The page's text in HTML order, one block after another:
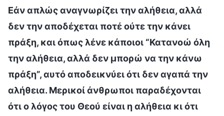
Εάν απλώς αναγνωρίζει την αλήθεια, αλλά
δεν την αποδέχεται ποτέ ούτε την κάνει
πράξη, και όπως λένε κάποιοι “Κατανοώ όλη
την αλήθεια, αλλά δεν μπορώ να την κάνω
πράξη”, αυτό αποδεικνύει ότι δεν αγαπά την
αλήθεια. Μερικοί άνθρωποι παραδέχονται
ότι ο λόγος του Θεού είναι η αλήθεια κι ότι